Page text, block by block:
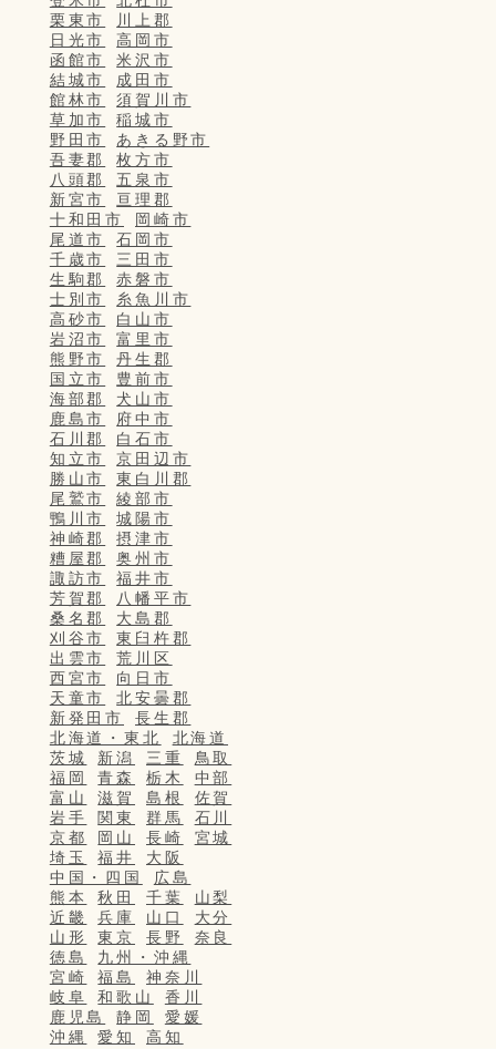
栗東市
川上郡
日光市
高岡市
函館市
米沢市
結城市
成田市
館林市
須賀川市
草加市
稲城市
野田市
あきる野市
吾妻郡
枚方市
八頭郡
五泉市
新宮市
亘理郡
十和田市
岡崎市
尾道市
石岡市
千歳市
三田市
生駒郡
赤磐市
士別市
糸魚川市
高砂市
白山市
岩沼市
富里市
熊野市
丹生郡
国立市
豊前市
海部郡
犬山市
鹿島市
府中市
石川郡
白石市
知立市
京田辺市
勝山市
東白川郡
尾鷲市
綾部市
鴨川市
城陽市
神崎郡
摂津市
糟屋郡
奥州市
諏訪市
福井市
芳賀郡
八幡平市
桑名郡
大島郡
刈谷市
東臼杵郡
出雲市
荒川区
西宮市
向日市
天童市
北安曇郡
新発田市
長生郡
北海道・東北
北海道
茨城
新潟 三重
鳥取
福岡
青森 栃木
中部
富山
滋賀 島根
佐賀
岩手
関東 群馬
石川
京都
岡山 長崎
宮城
埼玉
福井
大阪
中国・四国
広島
熊本
秋田 千葉
山梨
近畿
兵庫 山口
大分
山形
東京 長野
奈良
徳島
九州・沖縄
宮崎
福島
神奈川
岐阜
和歌山
香川
鹿児島
静岡
愛媛
沖縄
愛知 高知